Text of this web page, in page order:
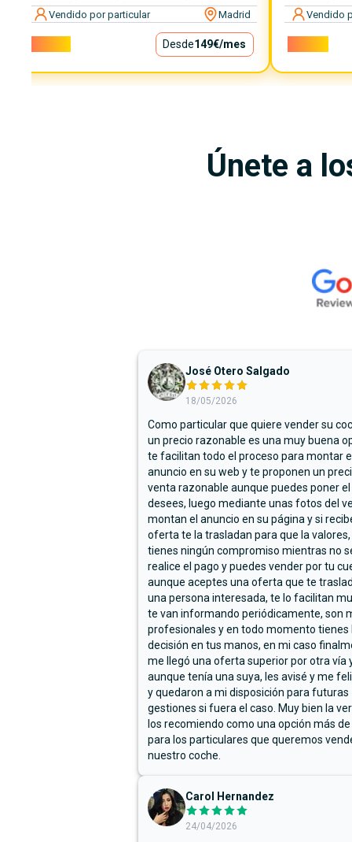
Vendido por particular Madrid
Desde149€/mes
Vendido
Únete a
José Otero Salgado
18/05/2026
Como particular que quiere vender su
un precio razonable es una muy buena
te facilitan todo el proceso para montar
anuncio en su web y te proponen un
venta razonable aunque puedes poner
desees, luego mediante unas fotos del
montan el anuncio en su página y si
oferta te la trasladan para que la
tienes ningún compromiso mientras no
realice el pago y puedes vender por tu
aunque aceptes una oferta que te
una persona interesada, te lo facilitan
te van informando periódicamente, son
profesionales y en todo momento tienes
decisión en tus manos, en mi caso
me llegó una oferta superior por otra vía
aunque tenía una suya, les avisé y me
y quedaron a mi disposición para futuras
gestiones si fuera el caso. Muy bien la
los recomiendo como una opción más
para los particulares que queremos
nuestro coche.
Carol Hernandez
24/04/2026